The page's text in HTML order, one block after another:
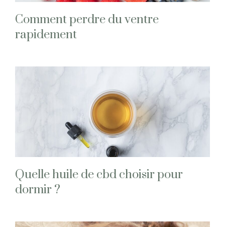
Comment perdre du ventre
rapidement
Quelle huile de cbd choisir pour
dormir ?